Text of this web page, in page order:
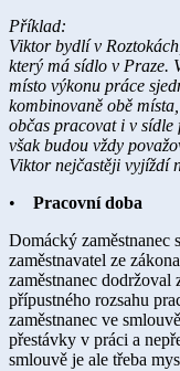
Příklad:
Viktor bydlí v
který má sídlo v Praze.
místo výkonu práce
kombinovaně obě
občas pracovat i v
však budou vždy
Viktor nejčastěji vyjíždí
• Pracovní doba
Domácký zaměstnanec
zaměstnavatel ze
zaměstnanec
přípustného rozsahu
zaměstnanec ve
přestávky v práci a
smlouvě je ale třeba